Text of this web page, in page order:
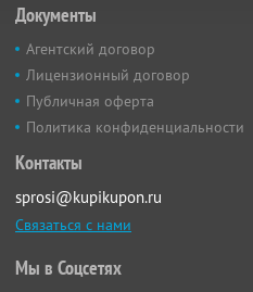
Документы
Агентский договор
Лицензионный договор
Публичная оферта
Политика конфиденциальности
Контакты
sprosi@kupikupon.ru
Связаться с нами
Мы в Соцсетях